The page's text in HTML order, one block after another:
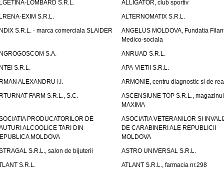
LOMBARD S.R.L.
ALLIGATOR, club sportiv
EXIM S.R.L.
ALTERNOMATIX S.R.L.
S.R.L. - marca comerciala SLAIDER
ANGELUS MOLDOVA, Fundatia
Medico-sociala
S.A.
ANRUAD S.R.L.
S.R.L.
APA-VIETII S.R.L.
ALEXANDRU I.I.
ARMONIE, centru diagnostic si de
FARM S.R.L., S.C.
ASCENSIUNE TOP S.R.L., magazinul
MAXIMA
PRODUCATORILOR DE
ALCOOLICE TARI DIN
MOLDOVA
ASOCIATIA VETERANILOR SI
DE CARABINERI ALE REPUBLICII
MOLDOVA
S.R.L., salon de bijuterii
ASTRO UNIVERSAL S.R.L.
S.R.L.
ATLANT S.R.L., farmacia nr.298